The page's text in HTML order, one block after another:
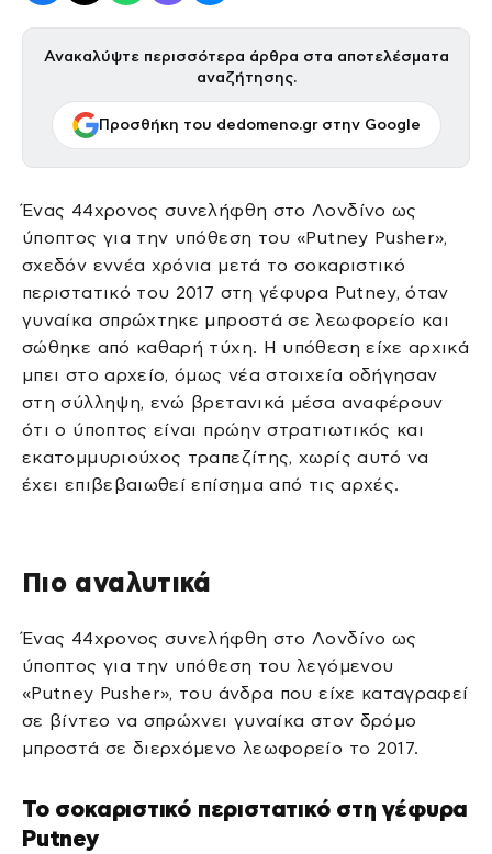
Ανακαλύψτε περισσότερα άρθρα στα αποτελέσματα
αναζήτησης.
Προσθήκη του dedomeno.gr στην Google
Ένας 44χρονος συνελήφθη στο Λονδίνο ως
ύποπτος για την υπόθεση του «Putney Pusher»,
σχεδόν εννέα χρόνια μετά το σοκαριστικό
περιστατικό του 2017 στη γέφυρα Putney, όταν
γυναίκα σπρώχτηκε μπροστά σε λεωφορείο και
σώθηκε από καθαρή τύχη. Η υπόθεση είχε αρχικά
μπει στο αρχείο, όμως νέα στοιχεία οδήγησαν
στη σύλληψη, ενώ βρετανικά μέσα αναφέρουν
ότι ο ύποπτος είναι πρώην στρατιωτικός και
εκατομμυριούχος τραπεζίτης, χωρίς αυτό να
έχει επιβεβαιωθεί επίσημα από τις αρχές.
Πιο αναλυτικά
Ένας 44χρονος συνελήφθη στο Λονδίνο ως
ύποπτος για την υπόθεση του λεγόμενου
«Putney Pusher», του άνδρα που είχε καταγραφεί
σε βίντεο να σπρώχνει γυναίκα στον δρόμο
μπροστά σε διερχόμενο λεωφορείο το 2017.
Το σοκαριστικό περιστατικό στη γέφυρα
Putney